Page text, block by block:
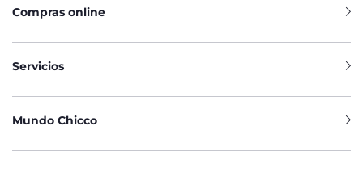
Compras online
Servicios
Mundo Chicco